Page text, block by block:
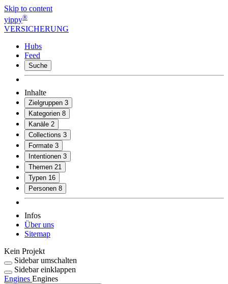
Skip to content
yippy®
VERSICHERUNG
Hubs
Feed
Suche
Inhalte
Zielgruppen 3
Kategorien 8
Kanäle 2
Collections 3
Formate 3
Intentionen 3
Themen 21
Typen 16
Personen 8
Infos
Über uns
Sitemap
Kein Projekt
Sidebar umschalten
Sidebar einklappen
Engines Engines